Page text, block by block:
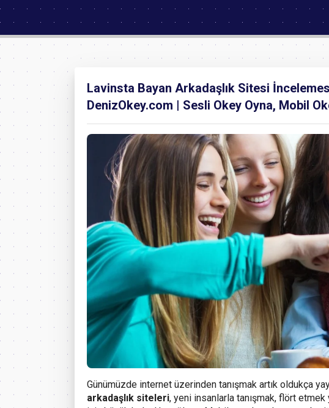
Lavinsta Bayan Arkadaşlık Sitesi
DenizOkey.com | Sesli Okey Oyna, Mobil
Günümüzde internet üzerinden tanışmak artık oldukça
arkadaşlık siteleri, yeni insanlarla tanışmak, flört